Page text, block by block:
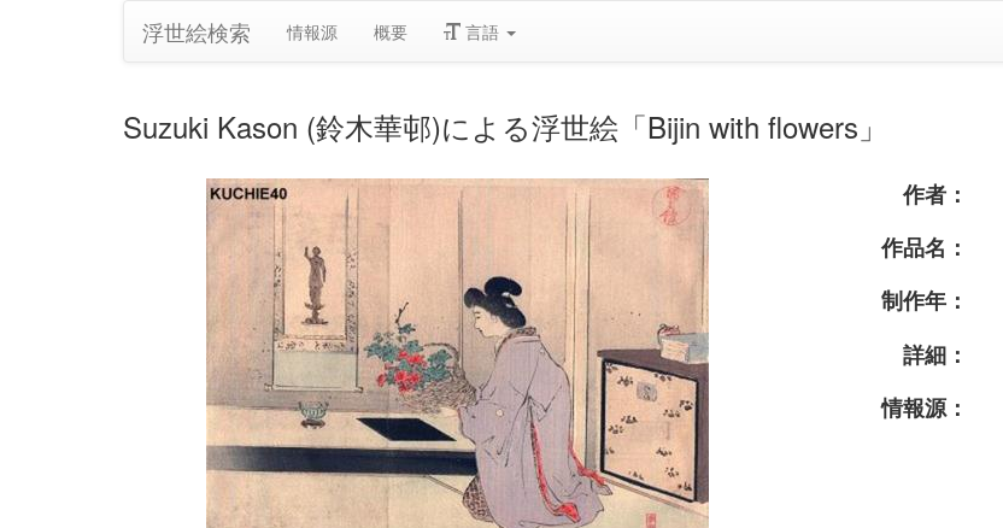
浮世絵検索 情報源 概要 言語
Suzuki Kason (鈴木華邨)による浮世絵「Bijin with flowers」
作者：
作品名：
制作年：
詳細：
情報源：